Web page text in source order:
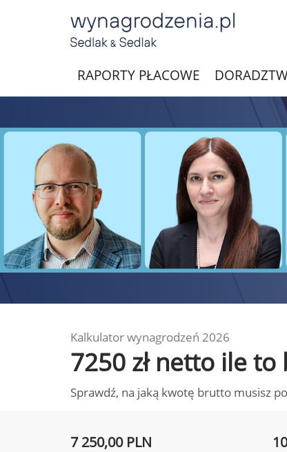
RAPORTY PŁACOWE
Kalkulator wynagrodzeń 2026
7250 zł netto ile
Sprawdź, na jaką kwotę brutto musisz
7 250,00 PLN